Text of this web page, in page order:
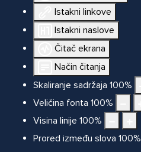
Istakni linkove
Istakni naslove
Čitač ekrana
Način čitanja
Skaliranje sadržaja 100%
Veličina fonta 100%
Visina linije 100%
Prored između slova 100%